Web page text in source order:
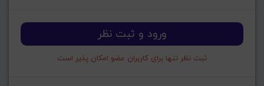
ورود و ثبت نظر
ثبت نظر تنها برای کاربران عضو امکان پذیر است